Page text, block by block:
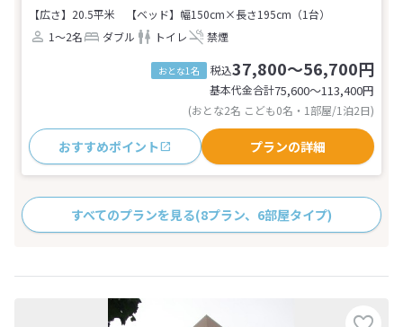
【広さ】20.5平米
【ベッド】幅150cm×長さ195cm（1台）
1～2名
ダブル トイレ 禁煙
おとな1名 税込37,800～56,700円
基本代金合計75,600〜113,400円
(おとな2名 こども0名・1部屋/1泊2日)
おすすめポイント プランの詳細
すべてのプランを見る(8プラン、6部屋タイプ)